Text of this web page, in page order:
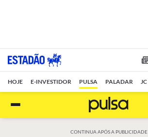
HOJE E-INVESTIDOR PULSA PALADAR JC
CONTINUA APÓS A PUBLICIDADE